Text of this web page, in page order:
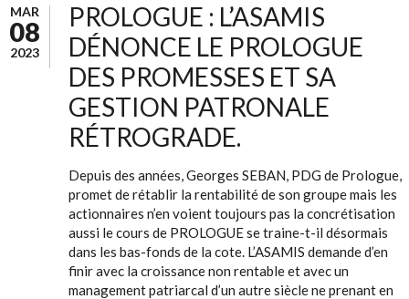
MAR
08
2023
PROLOGUE : L’ASAMIS
DÉNONCE LE PROLOGUE
DES PROMESSES ET SA
GESTION PATRONALE
RÉTROGRADE.
Depuis des années, Georges SEBAN, PDG de Prologue,
promet de rétablir la rentabilité de son groupe mais les
actionnaires n’en voient toujours pas la concrétisation
aussi le cours de PROLOGUE se traine-t-il désormais
dans les bas-fonds de la cote. L’ASAMIS demande d’en
finir avec la croissance non rentable et avec un
management patriarcal d’un autre siècle ne prenant en